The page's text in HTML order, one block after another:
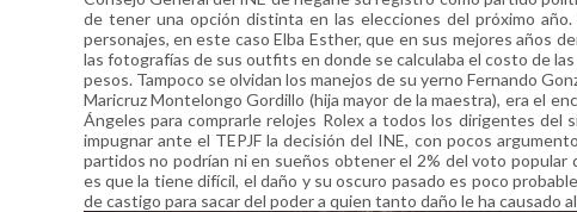
de tener una opción distinta en las elecciones del próximo
personajes, en este caso Elba Esther, que en sus mejores años
las fotografías de sus outfits en donde se calculaba el costo de
pesos. Tampoco se olvidan los manejos de su yerno Fernando
Maricruz Montelongo Gordillo (hija mayor de la maestra), era el
Ángeles para comprarle relojes Rolex a todos los dirigentes del
impugnar ante el TEPJF la decisión del INE, con pocos
partidos no podrían ni en sueños obtener el 2% del voto
es que la tiene difícil, el daño y su oscuro pasado es poco
de castigo para sacar del poder a quien tanto daño le ha causado